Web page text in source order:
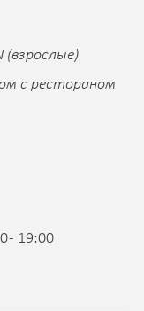
с рестораном
- 19:00